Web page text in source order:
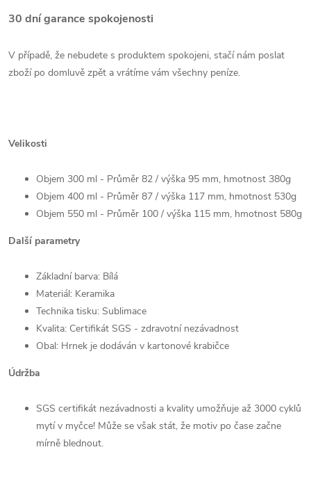
30 dní garance spokojenosti
V případě, že nebudete s produktem spokojeni, stačí nám poslat
zboží po domluvě zpět a vrátíme vám všechny peníze.
Velikosti
Objem 300 ml - Průměr 82 / výška 95 mm, hmotnost 380g
Objem 400 ml - Průměr 87 / výška 117 mm, hmotnost 530g
Objem 550 ml - Průměr 100 / výška 115 mm, hmotnost 580g
Další parametry
Základní barva: Bílá
Materiál: Keramika
Technika tisku: Sublimace
Kvalita: Certifikát SGS - zdravotní nezávadnost
Obal: Hrnek je dodáván v kartonové krabičce
Údržba
SGS certifikát nezávadnosti a kvality umožňuje až 3000 cyklů
mytí v myčce! Může se však stát, že motiv po čase začne
mírně blednout.